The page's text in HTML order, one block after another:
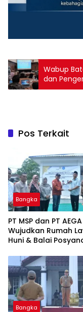
‎Wabup
dan
Pos Terkait
Bangka
‎PT MSP dan PT
Wujudkan Rumah
Huni & Balai
Sungailiat
Bangka